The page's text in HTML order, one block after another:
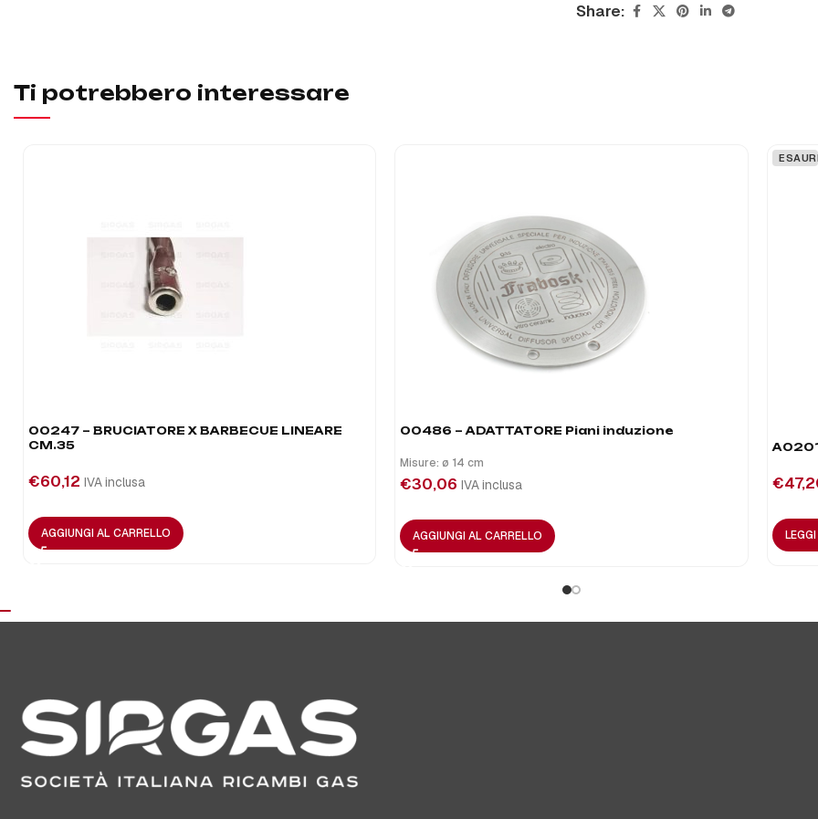
Share:
Ti potrebbero interessare
00247 – BRUCIATORE X BARBECUE LINEARE
CM.35
€60,12 IVA inclusa
AGGIUNGI AL CARRELLO
00486 – ADATTATORE Piani induzione
Misure: ø 14 cm
€30,06 IVA inclusa
AGGIUNGI AL CARRELLO
A0201
€